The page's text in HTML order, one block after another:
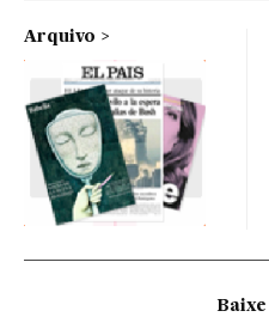
Arquivo
Baixe